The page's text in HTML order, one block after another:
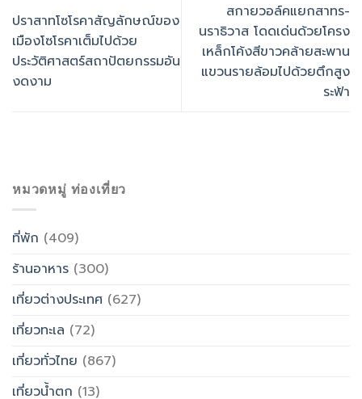
ปราสาทโซโรคาสัญลักษณ์ของ
เมืองโซโรคาเต็มไปด้วย
ประวัติศาสตร์สถาปัตยกรรมอัน
งดงาม
สกายวอล์คแยกสาทร-
นราธิวาส โดดเด่นด้วยโครง
เหล็กโค้งสีขาวคล้ายสะพาน
แขวนรายล้อมไปด้วยตึกสูง
ระฟ้า
หมวดหมู่ ท่องเที่ยว
ที่พัก (409)
ร้านอาหาร (300)
เที่ยวต่างประเทศ (627)
เที่ยวทะเล (72)
เที่ยวทั่วไทย (867)
เที่ยวน้ำตก (13)